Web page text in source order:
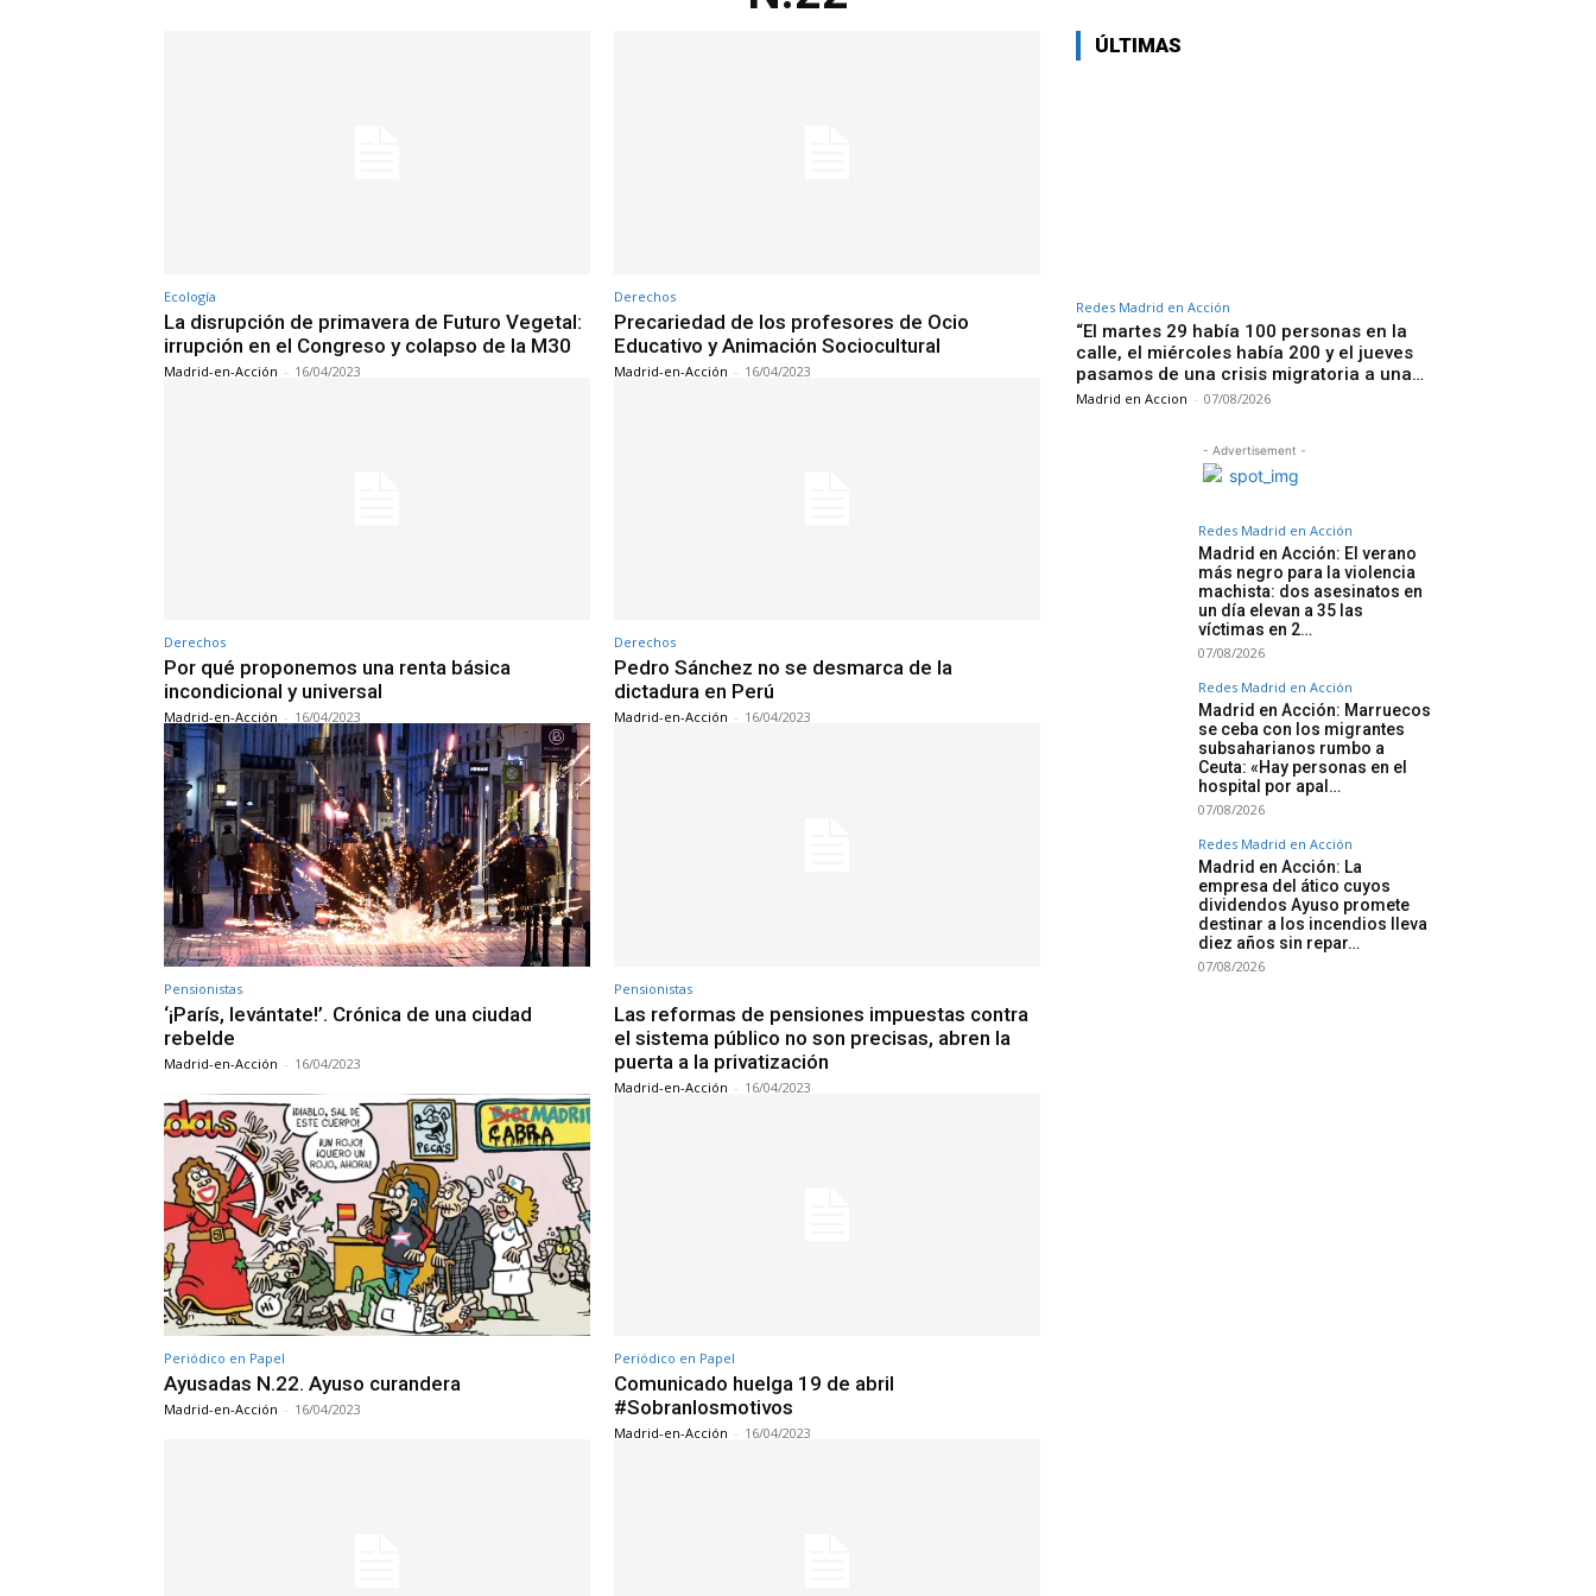
Ecología
La disrupción de primavera de Futuro Vegetal:
irrupción en el Congreso y colapso de la M30
Madrid-en-Acción - 16/04/2023
Derechos
Precariedad de los profesores de Ocio
Educativo y Animación Sociocultural
Madrid-en-Acción - 16/04/2023
Derechos
Por qué proponemos una renta básica
incondicional y universal
Madrid-en-Acción - 16/04/2023
Derechos
Pedro Sánchez no se desmarca de la
dictadura en Perú
Madrid-en-Acción - 16/04/2023
Pensionistas
‘¡París, levántate!’. Crónica de una ciudad
rebelde
Madrid-en-Acción - 16/04/2023
Pensionistas
Las reformas de pensiones impuestas contra
el sistema público no son precisas, abren la
puerta a la privatización
Madrid-en-Acción - 16/04/2023
Periódico en Papel
Ayusadas N.22. Ayuso curandera
Madrid-en-Acción - 16/04/2023
Periódico en Papel
Comunicado huelga 19 de abril
#Sobranlosmotivos
Madrid-en-Acción - 16/04/2023
ÚLTIMAS
Redes Madrid en Acción
“El martes 29 había 100 personas en la
calle, el miércoles había 200 y el jueves
pasamos de una crisis migratoria a una…
Madrid en Accion - 07/08/2026
- Advertisement -
Redes Madrid en Acción
Madrid en Acción: El verano
más negro para la violencia
machista: dos asesinatos en
un día elevan a 35 las
víctimas en 2…
07/08/2026
Redes Madrid en Acción
Madrid en Acción: Marruecos
se ceba con los migrantes
subsaharianos rumbo a
Ceuta: «Hay personas en el
hospital por apal…
07/08/2026
Redes Madrid en Acción
Madrid en Acción: La
empresa del ático cuyos
dividendos Ayuso promete
destinar a los incendios lleva
diez años sin repar…
07/08/2026